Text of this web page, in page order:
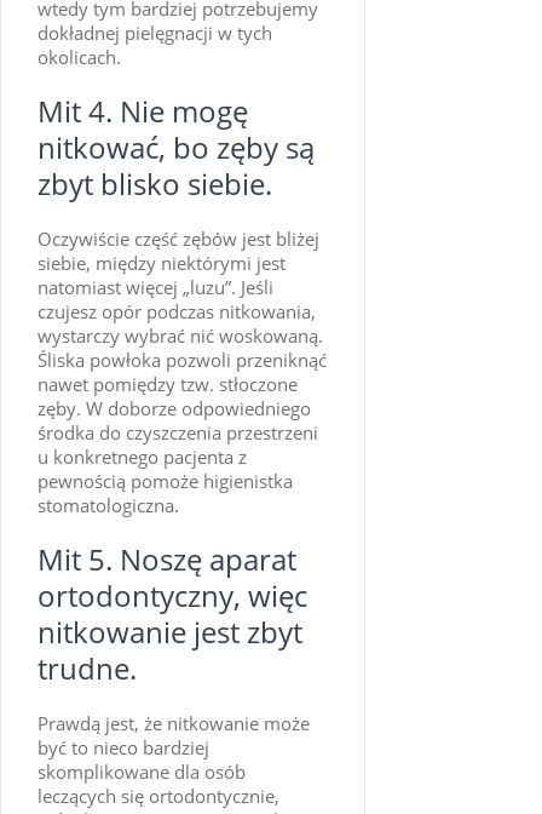
wtedy tym bardziej potrzebujemy
dokładnej pielęgnacji w tych
okolicach.
Mit 4. Nie mogę
nitkować, bo zęby są
zbyt blisko siebie.
Oczywiście część zębów jest bliżej
siebie, między niektórymi jest
natomiast więcej „luzu”. Jeśli
czujesz opór podczas nitkowania,
wystarczy wybrać nić woskowaną.
Śliska powłoka pozwoli przeniknąć
nawet pomiędzy tzw. stłoczone
zęby. W doborze odpowiedniego
środka do czyszczenia przestrzeni
u konkretnego pacjenta z
pewnością pomoże higienistka
stomatologiczna.
Mit 5. Noszę aparat
ortodontyczny, więc
nitkowanie jest zbyt
trudne.
Prawdą jest, że nitkowanie może
być to nieco bardziej
skomplikowane dla osób
leczących się ortodontycznie,